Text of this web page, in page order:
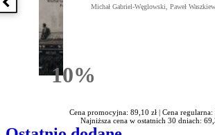
Poprzednia książka
10%Rabatu
Michał Gabriel-Węglowski, Paweł
Cena promocyjna: 89,10 zł | Cena regularna:
Najniższa cena w ostatnich 30 dniach: